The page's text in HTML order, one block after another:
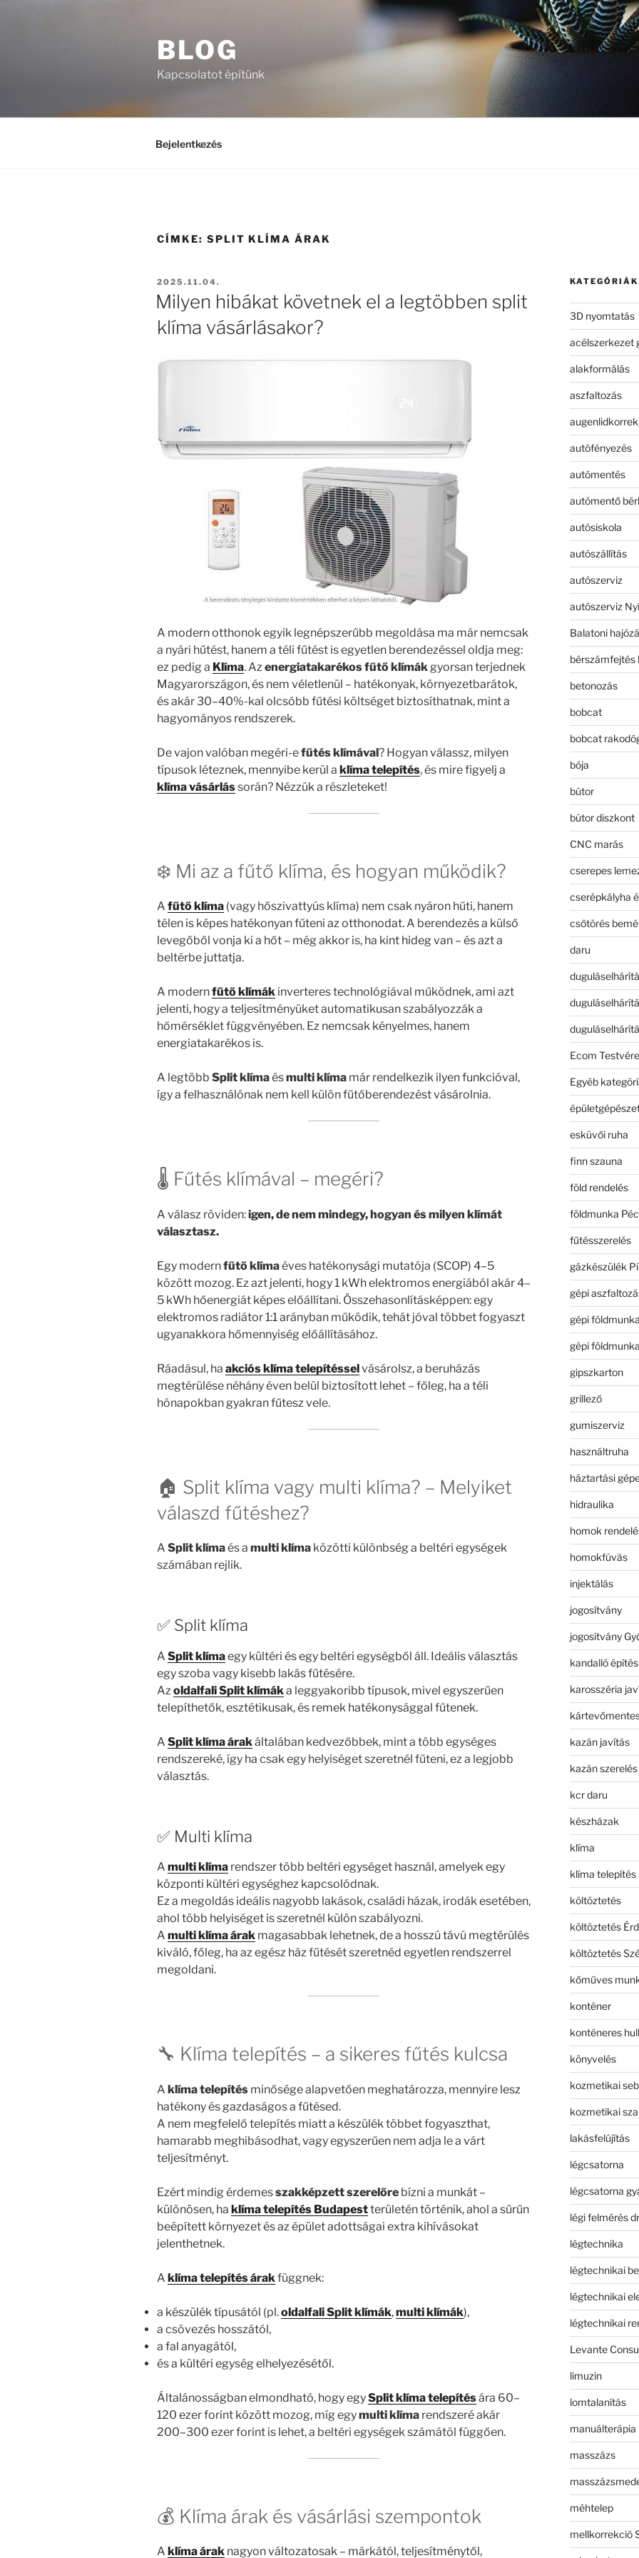
BLOG
Kapcsolatot építünk
Bejelentkezés
CÍMKE: SPLIT KLÍMA ÁRAK
BEKÜLDVE:
2025.11.04.
Milyen hibákat követnek el a legtöbben split
klíma vásárlásakor?
A modern otthonok egyik legnépszerűbb megoldása ma már nemcsak
a nyári hűtést, hanem a téli fűtést is egyetlen berendezéssel oldja meg:
ez pedig a Klíma. Az energiatakarékos fűtő klímák gyorsan terjednek
Magyarországon, és nem véletlenül – hatékonyak, környezetbarátok,
és akár 30–40%-kal olcsóbb fűtési költséget biztosíthatnak, mint a
hagyományos rendszerek.
De vajon valóban megéri-efűtés klímával? Hogyan válassz, milyen
típusok léteznek, mennyibe kerül a klíma telepítés, és mire figyelj a
klíma vásárlássorán? Nézzük a részleteket!
❄️ Mi az a fűtő klíma, és hogyan működik?
A fűtő klíma (vagy hőszivattyús klíma) nem csak nyáron hűti, hanem
télen is képes hatékonyan fűteni az otthonodat. A berendezés a külső
levegőből vonja ki a hőt – még akkor is, ha kint hideg van – és azt a
beltérbe juttatja.
A modernfűtő klímák inverteres technológiával működnek, ami azt
jelenti, hogy a teljesítményüket automatikusan szabályozzák a
hőmérséklet függvényében. Ez nemcsak kényelmes, hanem
energiatakarékos is.
A legtöbb Split klímaésmulti klíma már rendelkezik ilyen funkcióval,
így a felhasználónak nem kell külön fűtőberendezést vásárolnia.
🌡️ Fűtés klímával – megéri?
A válasz röviden:igen, de nem mindegy, hogyan és milyen klímát
választasz.
Egy modernfűtő klímaéves hatékonysági mutatója (SCOP) 4–5
között mozog. Ez azt jelenti, hogy 1 kWh elektromos energiából akár 4–
5 kWh hőenergiát képes előállítani. Összehasonlításképpen: egy
elektromos radiátor 1:1 arányban működik, tehát jóval többet fogyaszt
ugyanakkora hőmennyiség előállításához.
Ráadásul, ha akciós klíma telepítésselvásárolsz, a beruházás
megtérülése néhány éven belül biztosított lehet – főleg, ha a téli
hónapokban gyakran fűtesz vele.
🏠 Split klíma vagy multi klíma? – Melyiket
válaszd fűtéshez?
A Split klímaés a multi klíma közötti különbség a beltéri egységek
számában rejlik.
✅ Split klíma
A Split klímaegy kültéri és egy beltéri egységből áll. Ideális választás
egy szoba vagy kisebb lakás fűtésére.
Az oldalfali Split klímák a leggyakoribb típusok, mivel egyszerűen
telepíthetők, esztétikusak, és remek hatékonysággal fűtenek.
A Split klíma árak általában kedvezőbbek, mint a több egységes
rendszereké, így ha csak egy helyiséget szeretnél fűteni, ez a legjobb
választás.
✅ Multi klíma
A multi klíma rendszer több beltéri egységet használ, amelyek egy
központi kültéri egységhez kapcsolódnak.
Ez a megoldás ideális nagyobb lakások, családi házak, irodák esetében,
ahol több helyiséget is szeretnél külön szabályozni.
A multi klíma árak magasabbak lehetnek, de a hosszú távú megtérülés
kiváló, főleg, ha az egész ház fűtését szeretnéd egyetlen rendszerrel
megoldani.
🔧 Klíma telepítés – a sikeres fűtés kulcsa
A klíma telepítés minősége alapvetően meghatározza, mennyire lesz
hatékony és gazdaságos a fűtésed.
A nem megfelelő telepítés miatt a készülék többet fogyaszthat,
hamarabb meghibásodhat, vagy egyszerűen nem adja le a várt
teljesítményt.
Ezért mindig érdemesszakképzett szerelőre bízni a munkát –
különösen, ha klíma telepítés Budapestterületén történik, ahol a sűrűn
beépített környezet és az épület adottságai extra kihívásokat
jelenthetnek.
A klíma telepítés árak függnek:
a készülék típusától (pl.oldalfali Split klímák,multi klímák),
a csövezés hosszától,
a fal anyagától,
és a kültéri egység elhelyezésétől.
Általánosságban elmondható, hogy egySplit klíma telepítésára 60–
120 ezer forint között mozog, míg egymulti klíma rendszeré akár
200–300 ezer forint is lehet, a beltéri egységek számától függően.
💰 Klíma árak és vásárlási szempontok
A klíma árak nagyon változatosak – márkától, teljesítménytől,
KATEGÓRIÁK
3D nyomtatás
acélszerkezet
alakformálás
aszfaltozás
autófényezés
autómentés
autómentő
autósiskola
autószállítás
autószerviz
autószerviz
Balatoni
bérszámfejtés
betonozás
bobcat
bobcat
bója
bútor
bútor diszkont
CNC marás
cserepes
cserépkályha
csőtörés
daru
Ecom
Egyéb
esküvői ruha
finn szauna
föld rendelés
földmunka
fűtésszerelés
gázkészülék
gépi
gépi földmunka
gépi
gipszkarton
grillező
gumiszerviz
használtruha
háztartási
hidraulika
homok
homokfúvás
injektálás
jogosítvány
jogosítvány
kandalló építés
karosszéria
kazán javítás
kazán szerelés
kcr daru
készházak
klíma
klíma telepítés
költöztetés
költöztetés Érd
költöztetés
kőműves
konténer
konténeres
könyvelés
kozmetikai
kozmetikai
lakásfelújítás
légcsatorna
légcsatorna
légi felmérés
légtechnika
légtechnikai
légtechnikai
légtechnikai
Levante
limuzin
lomtalanítás
manuálterápia
masszázs
méhtelep
mellkorrekció